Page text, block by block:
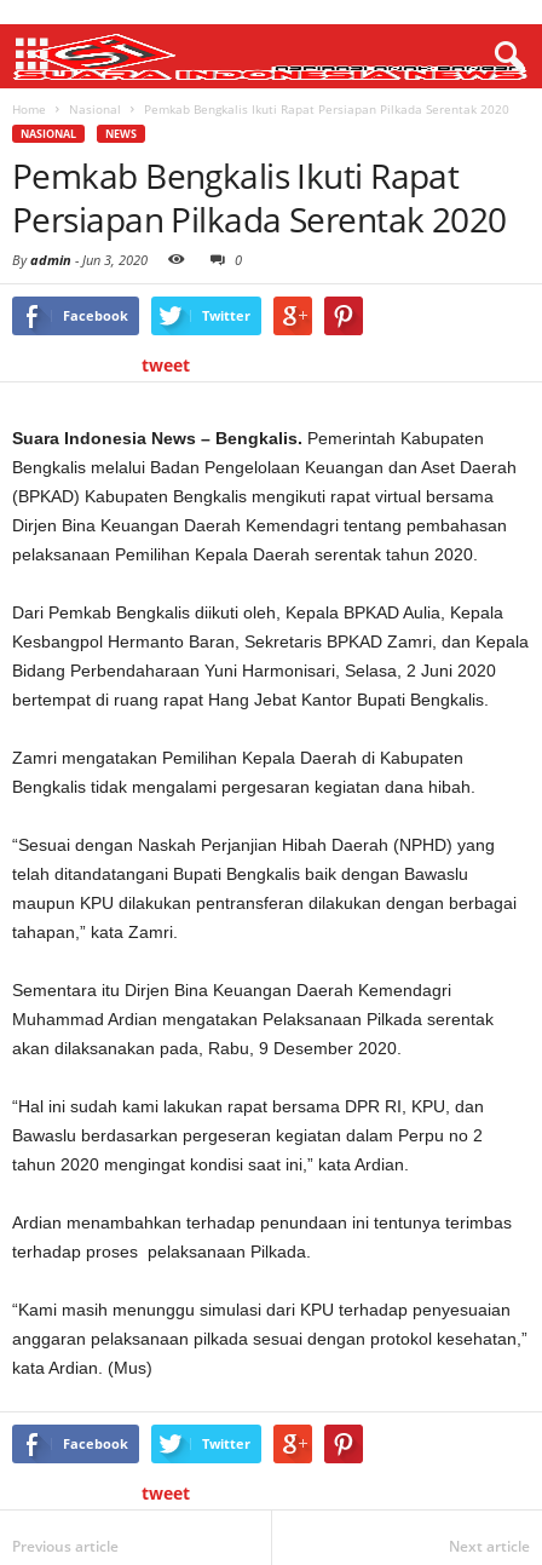
Home Nasional Pemkab Bengkalis Ikuti Rapat Persiapan Pilkada Serentak 2020
NASIONAL NEWS
Pemkab Bengkalis Ikuti Rapat
Persiapan Pilkada Serentak 2020
Byadmin - Jun 3, 2020 0
Facebook Twitter
tweet
Suara Indonesia News – Bengkalis. Pemerintah Kabupaten
Bengkalis melalui Badan Pengelolaan Keuangan dan Aset Daerah
(BPKAD) Kabupaten Bengkalis mengikuti rapat virtual bersama
Dirjen Bina Keuangan Daerah Kemendagri tentang pembahasan
pelaksanaan Pemilihan Kepala Daerah serentak tahun 2020.
Dari Pemkab Bengkalis diikuti oleh, Kepala BPKAD Aulia, Kepala
Kesbangpol Hermanto Baran, Sekretaris BPKAD Zamri, dan Kepala
Bidang Perbendaharaan Yuni Harmonisari, Selasa, 2 Juni 2020
bertempat di ruang rapat Hang Jebat Kantor Bupati Bengkalis.
Zamri mengatakan Pemilihan Kepala Daerah di Kabupaten
Bengkalis tidak mengalami pergesaran kegiatan dana hibah.
“Sesuai dengan Naskah Perjanjian Hibah Daerah (NPHD) yang
telah ditandatangani Bupati Bengkalis baik dengan Bawaslu
maupun KPU dilakukan pentransferan dilakukan dengan berbagai
tahapan,” kata Zamri.
Sementara itu Dirjen Bina Keuangan Daerah Kemendagri
Muhammad Ardian mengatakan Pelaksanaan Pilkada serentak
akan dilaksanakan pada, Rabu, 9 Desember 2020.
“Hal ini sudah kami lakukan rapat bersama DPR RI, KPU, dan
Bawaslu berdasarkan pergeseran kegiatan dalam Perpu no 2
tahun 2020 mengingat kondisi saat ini,” kata Ardian.
Ardian menambahkan terhadap penundaan ini tentunya terimbas
terhadap proses pelaksanaan Pilkada.
“Kami masih menunggu simulasi dari KPU terhadap penyesuaian
anggaran pelaksanaan pilkada sesuai dengan protokol kesehatan,”
kata Ardian. (Mus)
Facebook Twitter
tweet
Previous article Next article